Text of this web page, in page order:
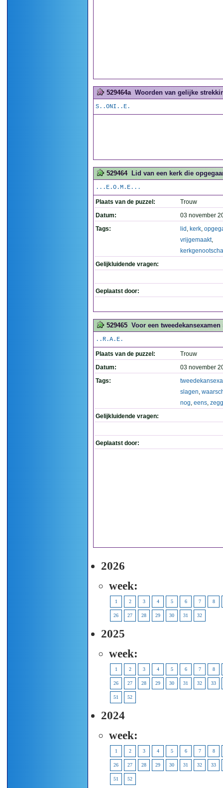
529464a Woorden van gelijke
S..ONI..E.
529464 Lid van een kerk die
...E.O.M.E...
Plaats van de puzzel:
Trouw
Datum:
03 november
Tags:
lid , kerk,
vrijgemaakt,
Gelijkluidende vragen:
Geplaatst door:
529465 Voor een
..R.A.E.
Plaats van de puzzel:
Trouw
Datum:
03 november
Tags:
slagen,
nog, eens,
Gelijkluidende vragen:
Geplaatst door:
2026
week:
1 2 3 4 5 6 7 8
26 27 28 29 30 31 32
2025
week:
1 2 3 4 5 6 7 8
26 27 28 29 30 31 32 33
51 52
2024
week:
1 2 3 4 5 6 7 8
26 27 28 29 30 31 32 33
51 52